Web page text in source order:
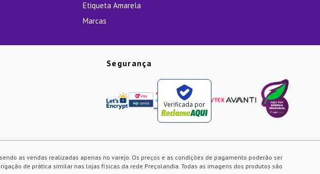
Etiqueta Amarela
Marcas
Segurança
Verificada por
as vendas realizadas apenas no varejo. Os preços e as condições de pagamento poderão ser
de prática similar nas lojas físicas da rede Preçolandia. Todas as imagens dos produtos são